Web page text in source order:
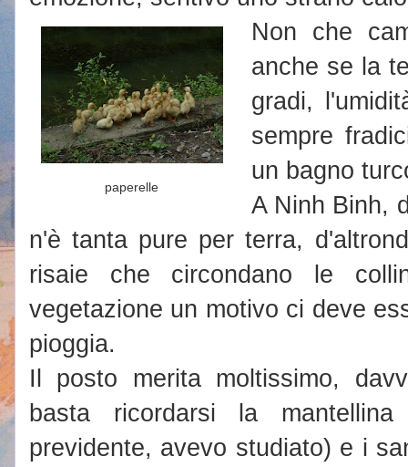
paperelle
Non che
anche se la
gradi,
sempre
un bagno
A Ninh Binh,
n'è tanta pure per terra,
risaie che circondano le
vegetazione un motivo ci deve
pioggia.
Il posto merita moltissimo,
basta ricordarsi la
previdente, avevo studiato) e i